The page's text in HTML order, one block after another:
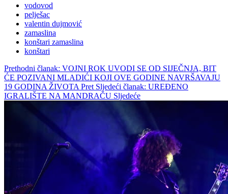
vodovod
pelješac
valentin dujmović
zamaslina
konštari zamaslina
konštari
Prethodni članak: VOJNI ROK UVODI SE OD SIJEČNJA, BIT
ĆE POZIVANI MLADIĆI KOJI OVE GODINE NAVRŠAVAJU
19 GODINA ŽIVOTA Pret Sljedeći članak: UREĐENO
IGRALIŠTE NA MANDRAČU Sljedeće